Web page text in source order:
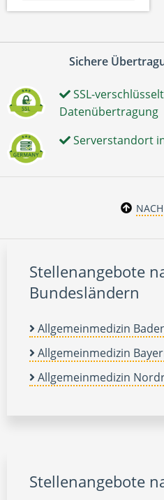
Sichere
SSL-
Datenübertragung
Serverstandort
Stellenangebote
Bundesländern
Allgemeinmedizin
Allgemeinmedizin
Allgemeinmedizin
Stellenangebote